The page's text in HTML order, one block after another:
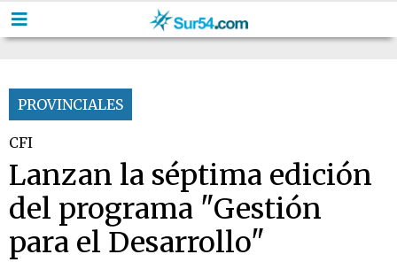
PROVINCIALES
CFI
Lanzan la séptima edición
del programa "Gestión
para el Desarrollo"